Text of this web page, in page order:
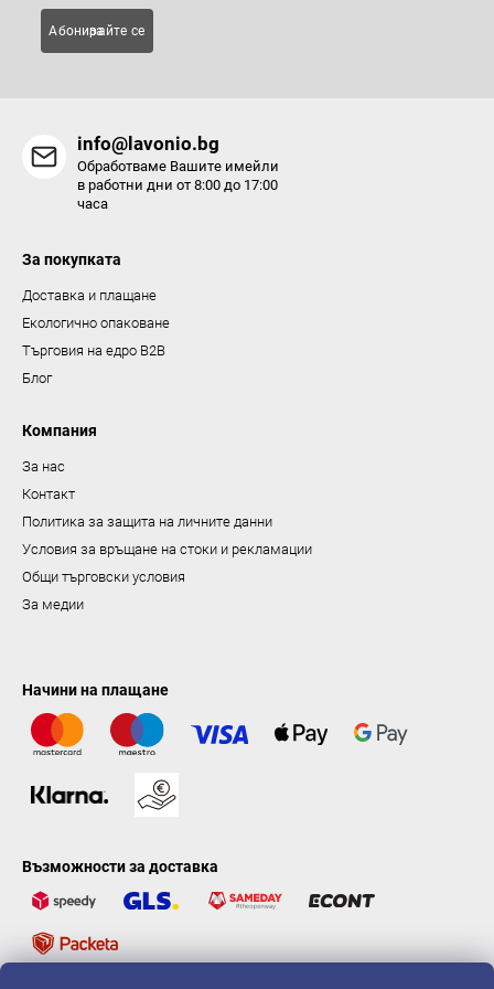
Абонирайте се за
info@lavonio.bg
Обработваме Вашите имейли
в работни дни от 8:00 до 17:00
часа
За покупката
Доставка и плащане
Екологично опаковане
Търговия на едро B2B
Блог
Компания
За нас
Контакт
Политика за защита на личните данни
Условия за връщане на стоки и рекламации
Общи търговски условия
За медии
Начини на плащане
Възможности за доставка